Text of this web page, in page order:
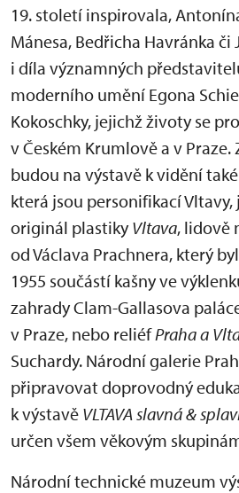
19. století inspirovala,
Mánesa, Bedřicha Havránka či
i díla významných
moderního umění Egona
Kokoschky, jejichž životy se
v Českém Krumlově a v Praze.
budou na výstavě k vidění
která jsou personifikací
originál plastiky Vltava, lidově
od Václava Prachnera, který
1955 součástí kašny ve
zahrady Clam-Gallasova
v Praze, nebo reliéfPraha a
Suchardy. Národní galerie
připravovat doprovodný
k výstavě VLTAVA slavná &
určen všem věkovým
Národní technické muzeum